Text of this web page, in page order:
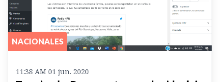
NACIONALES
11:38 AM 01 jun. 2020